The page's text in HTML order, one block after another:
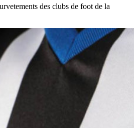
des clubs de foot de la